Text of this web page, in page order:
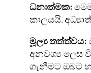
ධනාත්මක:
කාලයයි.
මූල්‍ය තත්ත්වය:
අනවශ්‍ය ලෙස
ගැනීමට ඔබට